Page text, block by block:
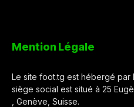
Mention Légale
Le site foot.tg est hébergé par
siège social est situé à 25
, Genève, Suisse.